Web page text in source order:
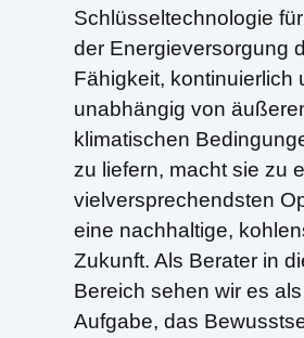
Schlüsseltechnologie
der Energieversorgung
Fähigkeit, kontinuierlich
unabhängig von
klimatischen
zu liefern, macht sie zu
vielversprechendsten
eine nachhaltige,
Zukunft. Als Berater in
Bereich sehen wir es
Aufgabe, das